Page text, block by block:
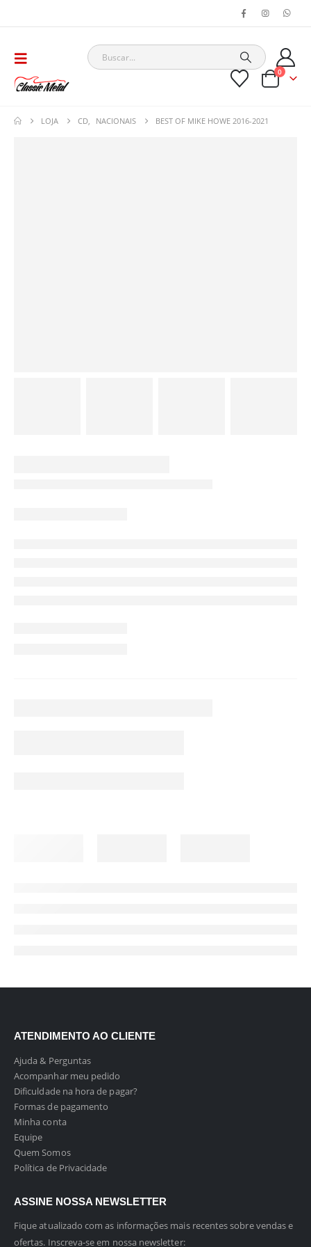
0
LOJA CD NACIONAIS BEST OF MIKE HOWE 2016-2021
ATENDIMENTO AO CLIENTE
Ajuda & Perguntas
Acompanhar meu pedido
Dificuldade na hora de pagar?
Formas de pagamento
Minha conta
Equipe
Quem Somos
Política de Privacidade
ASSINE NOSSA NEWSLETTER
Fique atualizado com as informações mais recentes sobre vendas e
ofertas. Inscreva-se em nossa newsletter: